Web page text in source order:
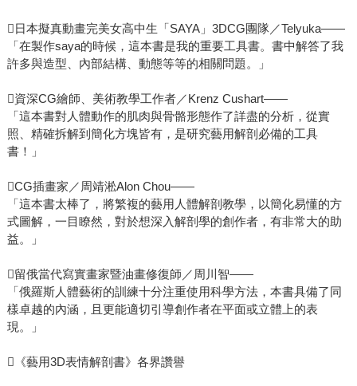
日本擬真動畫完美女高中生「SAYA」3DCG團隊／Telyuka——
「在製作saya的時候，這本書是我的重要工具書。書中解答了我
許多與造型、內部結構、動態等等的相關問題。」
資深CG繪師、美術教學工作者／Krenz Cushart——
「這本書對人體動作的肌肉與骨骼形態作了詳盡的分析，從實
照、精確拆解到簡化方塊皆有，是研究藝用解剖必備的工具
書！」
CG插畫家／周靖淞Alon Chou——
「這本書太棒了，將繁複的藝用人體解剖教學，以簡化易懂的方
式圖解，一目瞭然，對於想深入解剖學的創作者，有非常大的助
益。」
留俄當代寫實畫家暨油畫修復師／周川智——
「俄羅斯人體藝術的訓練十分注重使用科學方法，本書具備了同
樣卓越的內涵，且更能適切引導創作者在平面或立體上的表
現。」
《藝用3D表情解剖書》各界讚譽